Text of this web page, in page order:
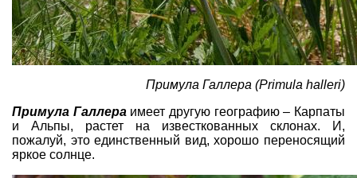
Примула Галлера (Primula halleri)
Примула Галлера имеет другую географию – Карпаты
и Альпы, растет на известкованных склонах. И,
пожалуй, это единственный вид, хорошо переносящий
яркое солнце.